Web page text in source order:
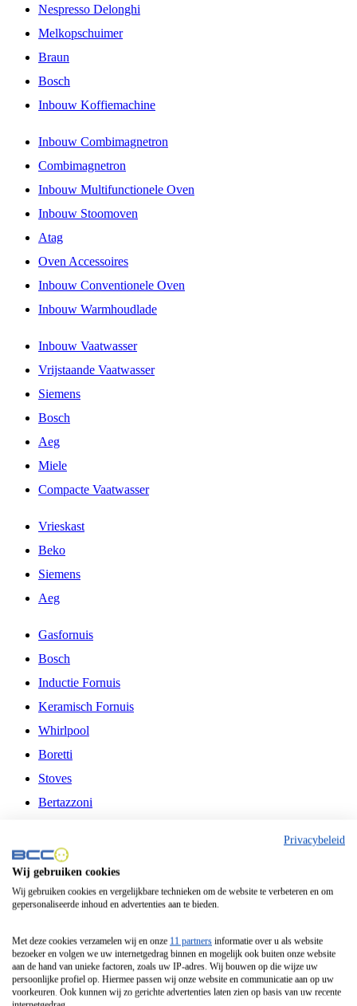
Nespresso Delonghi
Melkopschuimer
Braun
Bosch
Inbouw Koffiemachine
Inbouw Combimagnetron
Combimagnetron
Inbouw Multifunctionele Oven
Inbouw Stoomoven
Atag
Oven Accessoires
Inbouw Conventionele Oven
Inbouw Warmhoudlade
Inbouw Vaatwasser
Vrijstaande Vaatwasser
Siemens
Bosch
Aeg
Miele
Compacte Vaatwasser
Vrieskast
Beko
Siemens
Aeg
Gasfornuis
Bosch
Inductie Fornuis
Keramisch Fornuis
Whirlpool
Boretti
Stoves
Bertazzoni
Fitelli
Airfryer
Frituurpan
Contactgrill
Broodbakmachine
Broodrooster
Privacybeleid
Wij gebruiken cookies
Wij gebruiken cookies en vergelijkbare technieken om de website te verbeteren en om
gepersonaliseerde inhoud en advertenties aan te bieden.
Met deze cookies verzamelen wij en onze 11 partners informatie over u als website
bezoeker en volgen we uw internetgedrag binnen en mogelijk ook buiten onze website
aan de hand van unieke factoren, zoals uw IP-adres. Wij bouwen op die wijze uw
persoonlijke profiel op. Hiermee passen wij onze website en communicatie aan op uw
voorkeuren. Ook kunnen wij zo gerichte advertenties laten zien op basis van uw recente